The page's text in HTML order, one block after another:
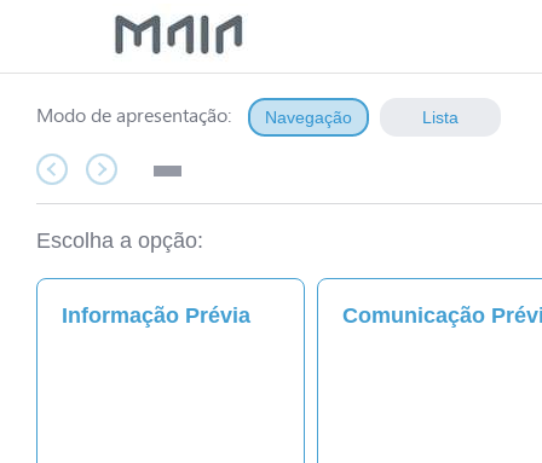
Modo de apresentação:
Escolha a opção:
Informação Prévia Comunicação